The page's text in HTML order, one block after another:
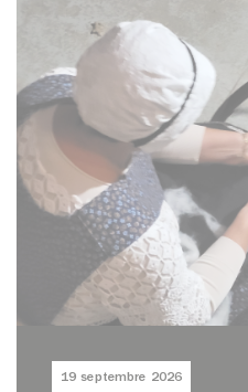
19 septembre 2026